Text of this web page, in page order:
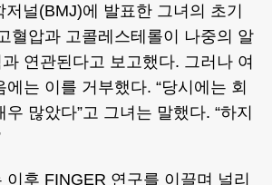
저널(BMJ)에 발표한 그녀의 초기
혈압과 고콜레스테롤이 나중의 알
연관된다고 보고했다. 그러나 여
에는 이를 거부했다. “당시에는 회
많았다”고 그녀는 말했다. “하지
이후 FINGER 연구를 이끌며 널리